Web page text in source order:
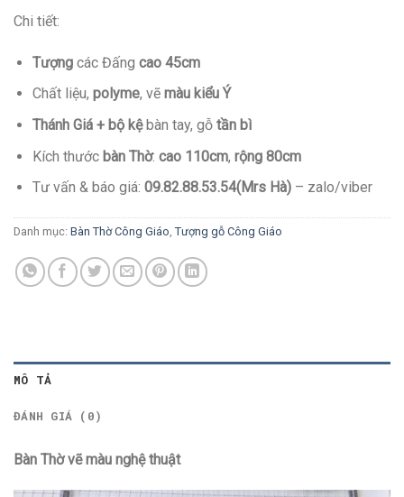
Chi tiết:
Tượngcác Đấng cao 45cm
Chất liệu, polyme, vẽ màu kiểu Ý
Thánh Giá + bộ kệbàn tay, gỗ tần bì
Kích thước bàn Thờ: cao 110cm, rộng 80cm
Tư vấn & báo giá: 09.82.88.53.54(Mrs Hà)– zalo/viber
Danh mục: Bàn Thờ Công Giáo Tượng gỗ Công Giáo
MÔ TẢ
ĐÁNH GIÁ (0)
Bàn Thờ vẽ màu nghệ thuật